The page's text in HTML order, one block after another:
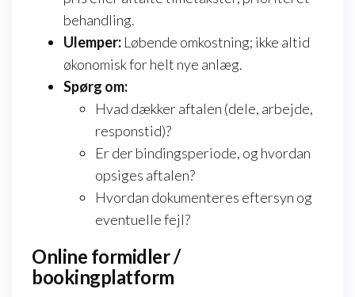
behandling.
Ulemper: Løbende omkostning; ikke altid
økonomisk for helt nye anlæg.
Spørg om:
Hvad dækker aftalen (dele, arbejde,
responstid)?
Er der bindingsperiode, og hvordan
opsiges aftalen?
Hvordan dokumenteres eftersyn og
eventuelle fejl?
Online formidler /
bookingplatform